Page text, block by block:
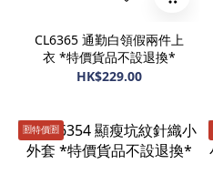
CL6365 通勤白領假兩件上
衣 *特價貨品不設退換*
HK$229.00
🈹️特價🈹️